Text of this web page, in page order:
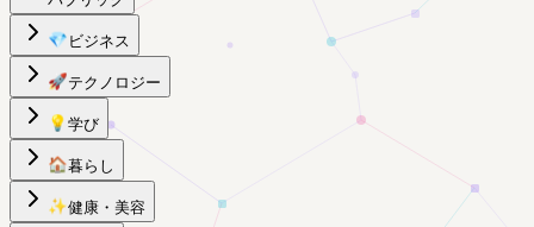
💎 ビジネス
🚀テクノロジー
💡 学び
🏠暮らし
✨健康・美容